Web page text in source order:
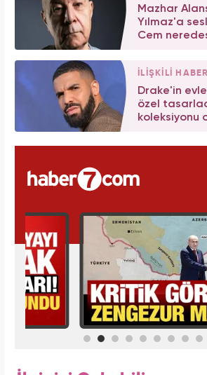
Mazhar
Yılmaz'a
Cem
İLİŞKİLİ HABER
Drake'in
özel
koleksiyonu